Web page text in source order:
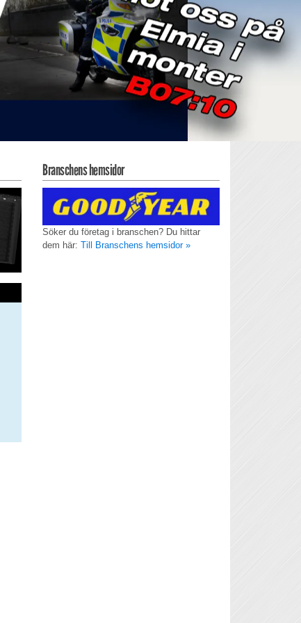
Branschens hemsidor
Söker du företag i branschen? Du hittar
dem här: Till Branschens hemsidor »